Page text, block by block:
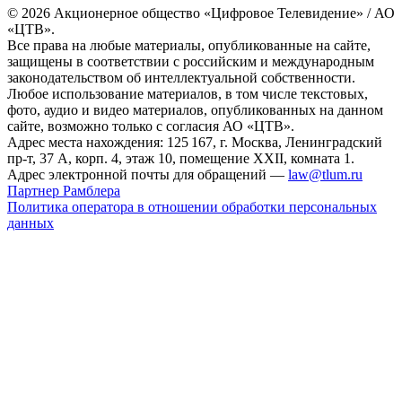
© 2026 Акционерное общество «Цифровое Телевидение» / АО
«ЦТВ».
Все права на любые материалы, опубликованные на сайте,
защищены в соответствии с российским и международным
законодательством об интеллектуальной собственности.
Любое использование материалов, в том числе текстовых,
фото, аудио и видео материалов, опубликованных на данном
сайте, возможно только с согласия АО «ЦТВ».
Адрес места нахождения: 125 167, г. Москва, Ленинградский
пр-т, 37 А, корп. 4, этаж 10, помещение XXII, комната 1.
Адрес электронной почты для обращений — law@tlum.ru
Партнер Рамблера
Политика оператора в отношении обработки персональных
данных